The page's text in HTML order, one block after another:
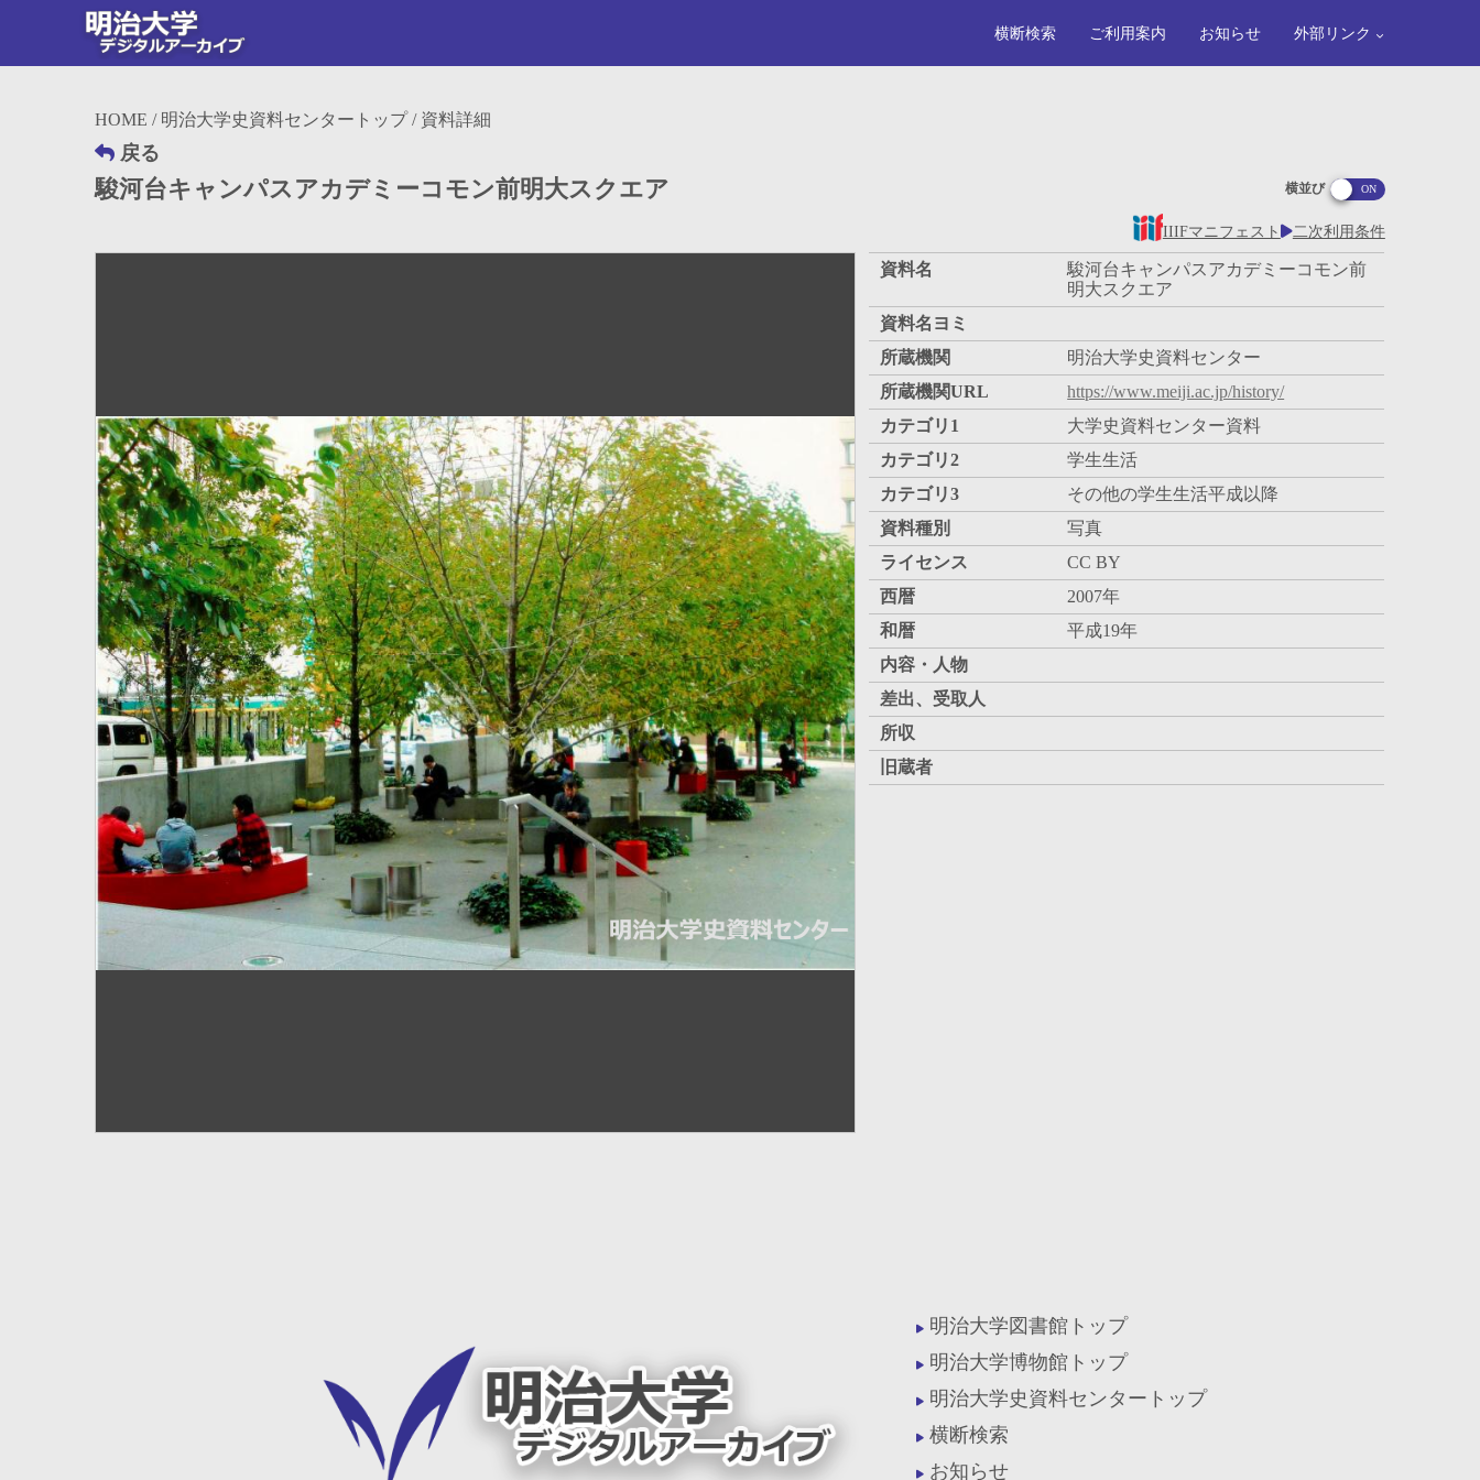
横断検索 ご利用案内 お知らせ 外部リンク
HOME / 明治大学史資料センタートップ/ 資料詳細
戻る
駿河台キャンパスアカデミーコモン前明大スクエア 横並び
IIIFマニフェスト 二次利用条件
資料名
駿河台キャンパスアカデミーコモン前
明大スクエア
資料名ヨミ
所蔵機関
明治大学史資料センター
所蔵機関URL
https://www.meiji.ac.jp/history/
カテゴリ1
大学史資料センター資料
カテゴリ2
学生生活
カテゴリ3
その他の学生生活平成以降
資料種別
写真
ライセンス
CC BY
西暦
2007年
和暦
平成19年
内容・人物
差出、受取人
所収
旧蔵者
明治大学図書館トップ
明治大学博物館トップ
明治大学史資料センタートップ
横断検索
お知らせ